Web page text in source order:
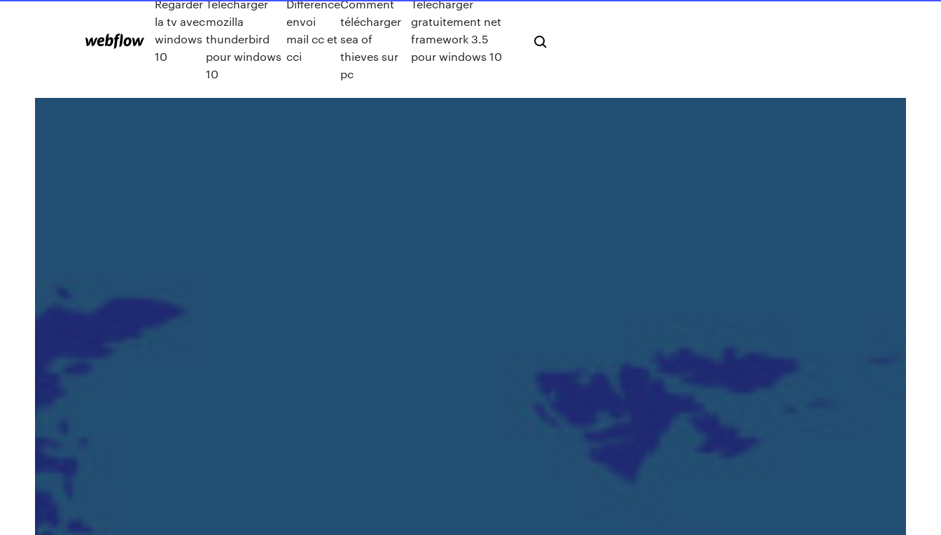
Regarder
la tv avec
windows
10
Télécharger
mozilla
thunderbird
pour windows
10
Différence
envoi
mail cc et
cci
Comment
télécharger
sea of
thieves sur
pc
Telecharger
gratuitement net
framework 3.5
pour windows 10